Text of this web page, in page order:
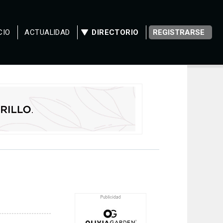
ACTUALIDAD DIRECTORIO REGISTRARSE